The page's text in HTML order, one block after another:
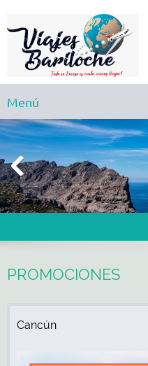
Menú
PROMOCIONES
Cancún